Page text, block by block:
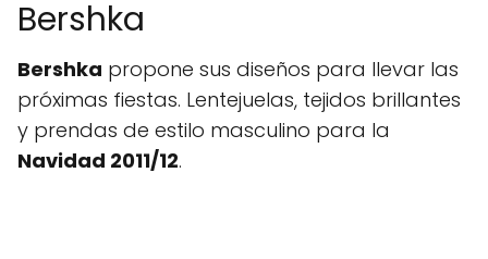
Bershka
Bershka propone sus diseños para llevar las
próximas fiestas. Lentejuelas, tejidos brillantes
y prendas de estilo masculino para la
Navidad 2011/12.